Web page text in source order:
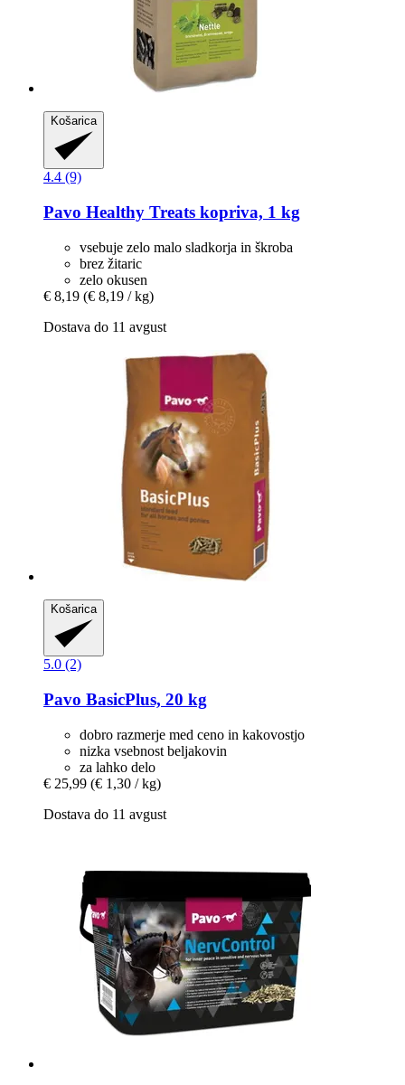
Košarica
4.4 (9)
Pavo Healthy Treats kopriva, 1 kg
vsebuje zelo malo sladkorja in škroba
brez žitaric
zelo okusen
€ 8,19 (€ 8,19 / kg)
Dostava do 11 avgust
Košarica
5.0 (2)
Pavo BasicPlus, 20 kg
dobro razmerje med ceno in kakovostjo
nizka vsebnost beljakovin
za lahko delo
€ 25,99 (€ 1,30 / kg)
Dostava do 11 avgust